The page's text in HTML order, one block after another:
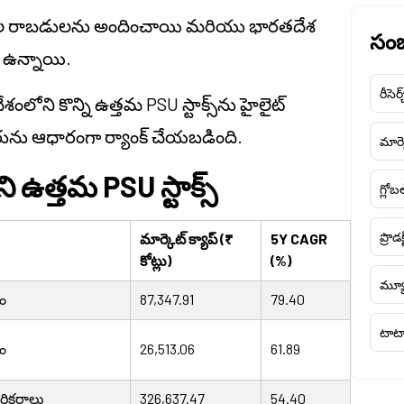
రాబడులను అందించాయి మరియు భారతదేశ
ఉన్నాయి.
కొన్ని ఉత్తమ PSU స్టాక్స్‌ను హైలైట్
ఆధారంగా ర్యాంక్ చేయబడింది.
PSU స్టాక్స్
మార్కెట్ క్యాప్ (₹
కోట్లు)
5Y CAGR
(%)
87,347.91 79.40
26,513.06 61.89
326,637.47 54.40
టాటా